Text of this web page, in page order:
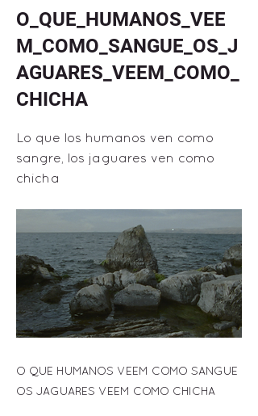
O_QUE_HUMANOS_VEE
M_COMO_SANGUE_OS_J
AGUARES_VEEM_COMO_
CHICHA
Lo que los humanos ven como
sangre, los jaguares ven como
chicha
O QUE HUMANOS VEEM COMO SANGUE
OS JAGUARES VEEM COMO CHICHA